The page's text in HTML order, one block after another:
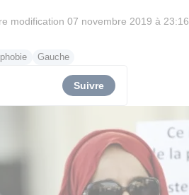
modification 07 novembre 2019 à 23:16
Gauche
Suivre